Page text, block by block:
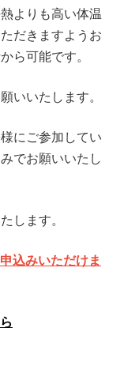
よりも高い体温
だきますようお
ら可能です。
いいたします。
にご参加してい
でお願いいたし
します。
込みいただけま